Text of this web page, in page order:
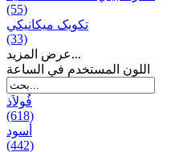
(55)
تکویک ميكانيكي
(33)
عرض المزيد...
اللون المستخدم في الساعة
فُولاَذ
(618)
أسود
(442)